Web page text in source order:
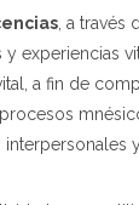
, a
experiencias
a fin de